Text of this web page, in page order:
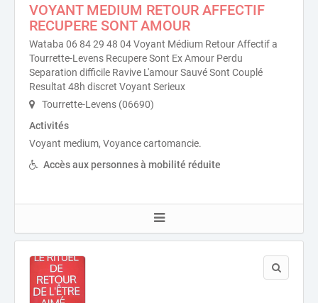
VOYANT MEDIUM RETOUR AFFECTIF
RECUPERE SONT AMOUR
Wataba 06 84 29 48 04 Voyant Médium Retour Affectif a
Tourrette-Levens Recupere Sont Ex Amour Perdu
Separation difficile Ravive L'amour Sauvé Sont Couplé
Resultat 48h discret Voyant Serieux
Tourrette-Levens (06690)
Activités
Voyant medium, Voyance cartomancie.
Accès aux personnes à mobilité réduite